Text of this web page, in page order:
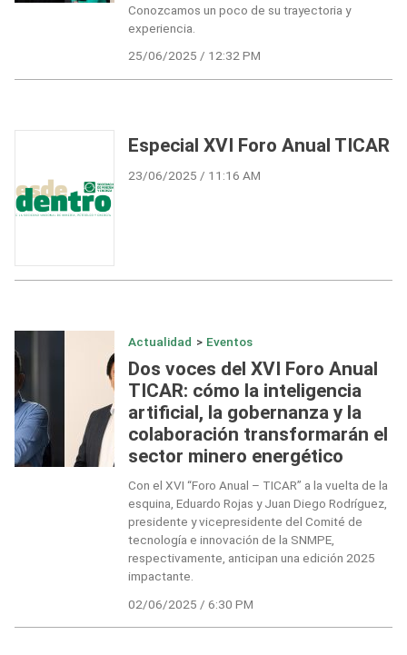
Conozcamos un poco de su trayectoria y
experiencia.
25/06/2025 / 12:32 PM
Especial XVI Foro Anual TICAR
23/06/2025 / 11:16 AM
Actualidad > Eventos
Dos voces del XVI Foro Anual
TICAR: cómo la inteligencia
artificial, la gobernanza y la
colaboración transformarán el
sector minero energético
Con el XVI “Foro Anual – TICAR” a la vuelta de la
esquina, Eduardo Rojas y Juan Diego Rodríguez,
presidente y vicepresidente del Comité de
tecnología e innovación de la SNMPE,
respectivamente, anticipan una edición 2025
impactante.
02/06/2025 / 6:30 PM